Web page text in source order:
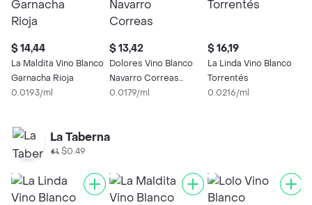
$ 14,44
La Maldita Vino Blanco
Garnacha Rioja
0.0193/ml
$ 13,42
Dolores Vino Blanco
Navarro Correas
Chardonnay
0.0179/ml
$ 16,19
La Linda Vino Blanco
Torrentés
0.0216/ml
La Taberna
$0.49